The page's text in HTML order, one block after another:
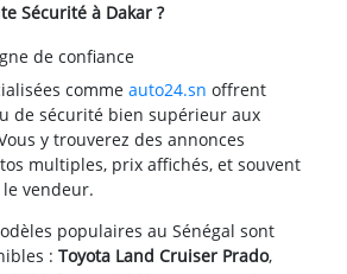
Sécurité à Dakar ?
de confiance
comme auto24.sn offrent
de sécurité bien supérieur aux
y trouverez des annonces
multiples, prix affichés, et souvent
vendeur.
populaires au Sénégal sont
: Toyota Land Cruiser Prado,